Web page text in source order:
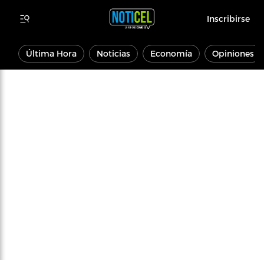
Inscribirse
Última Hora Noticias Economía Opiniones